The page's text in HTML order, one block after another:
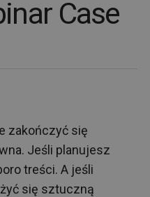
Case
zakończyć się
Jeśli planujesz
treści. A jeśli
się sztuczną